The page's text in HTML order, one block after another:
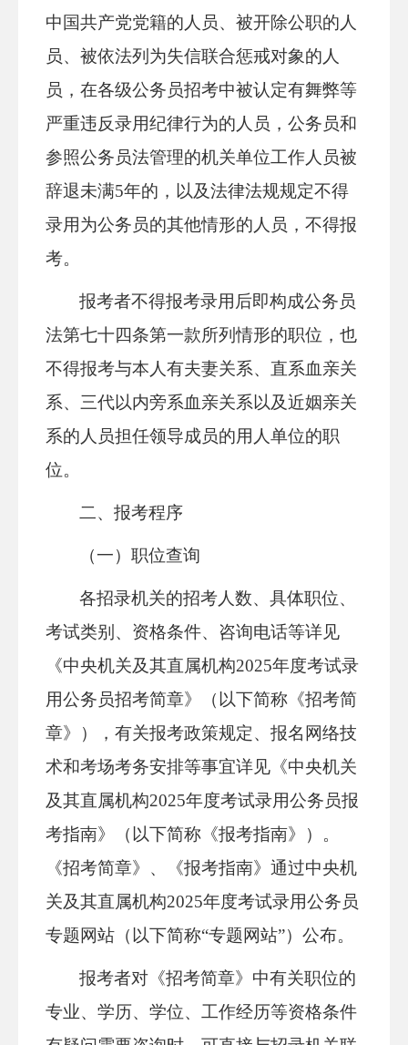
中国共产党党籍的人员、被开除公职的人
员、被依法列为失信联合惩戒对象的人
员，在各级公务员招考中被认定有舞弊等
严重违反录用纪律行为的人员，公务员和
参照公务员法管理的机关单位工作人员被
辞退未满5年的，以及法律法规规定不得
录用为公务员的其他情形的人员，不得报
考。
报考者不得报考录用后即构成公务员
法第七十四条第一款所列情形的职位，也
不得报考与本人有夫妻关系、直系血亲关
系、三代以内旁系血亲关系以及近姻亲关
系的人员担任领导成员的用人单位的职
位。
二、报考程序
（一）职位查询
各招录机关的招考人数、具体职位、
考试类别、资格条件、咨询电话等详见
《中央机关及其直属机构2025年度考试录
用公务员招考简章》（以下简称《招考简
章》），有关报考政策规定、报名网络技
术和考场考务安排等事宜详见《中央机关
及其直属机构2025年度考试录用公务员报
考指南》（以下简称《报考指南》）。
《招考简章》、《报考指南》通过中央机
关及其直属机构2025年度考试录用公务员
专题网站（以下简称“专题网站”）公布。
报考者对《招考简章》中有关职位的
专业、学历、学位、工作经历等资格条件